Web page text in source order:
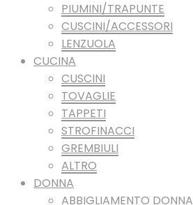
PIUMINI/TRAPUNTE
CUSCINI/ACCESSORI
LENZUOLA
CUCINA
CUSCINI
TOVAGLIE
TAPPETI
STROFINACCI
GREMBIULI
ALTRO
DONNA
ABBIGLIAMENTO DONNA